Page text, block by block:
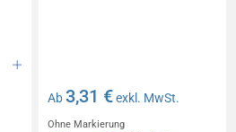
Ab3,31 €exkl. MwSt.
Ohne Markierung